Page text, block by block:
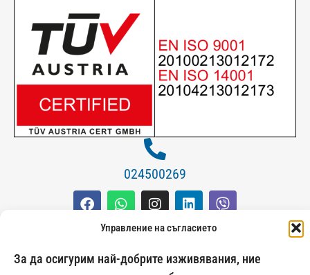
Управление на съгласието
За да осигурим най-добрите изживявания, ние
024500269